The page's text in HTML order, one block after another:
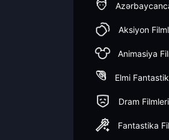
Aksiyon
Dram Filmleri